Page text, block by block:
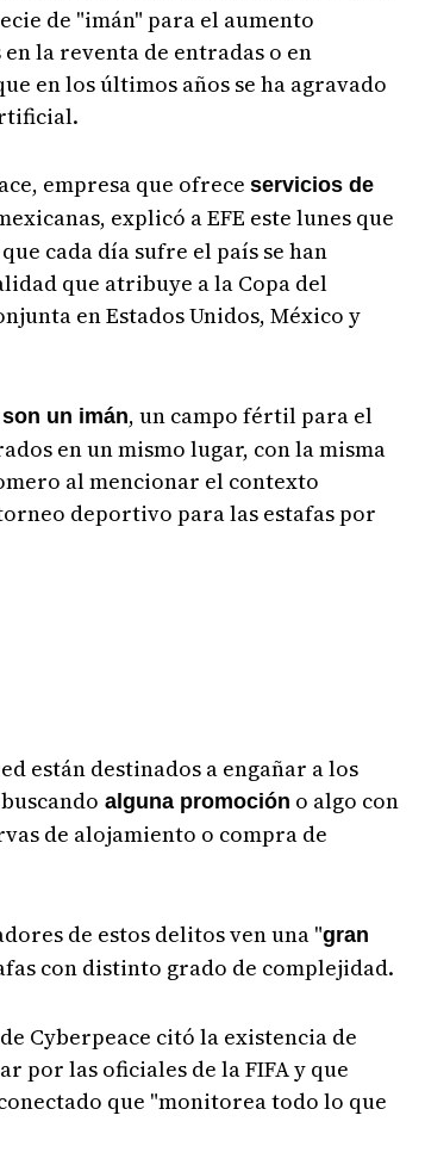
de "imán" para el aumento
la reventa de entradas o en
en los últimos años se ha agravado
empresa que ofrece servicios de
explicó a EFE este lunes que
cada día sufre el país se han
que atribuye a la Copa del
en Estados Unidos, México y
un imán, un campo fértil para el
en un mismo lugar, con la misma
al mencionar el contexto
deportivo para las estafas por
están destinados a engañar a los
alguna promoción o algo con
de alojamiento o compra de
de estos delitos ven una "gran
con distinto grado de complejidad.
Cyberpeace citó la existencia de
por las oficiales de la FIFA y que
que "monitorea todo lo que